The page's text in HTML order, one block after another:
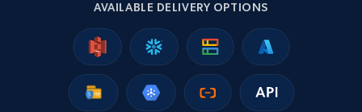
Rating, Reviews count, Images, Variations, and
eCommerce
AVAILABLE DELIVERY OPTIONS